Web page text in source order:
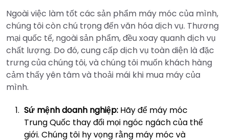
Ngoài việc làm tốt các sản phẩm máy móc của mình,
chúng tôi còn chú trọng đến văn hóa dịch vụ. Thương
mại quốc tế, ngoài sản phẩm, đều xoay quanh dịch vụ
chất lượng. Do đó, cung cấp dịch vụ toàn diện là đặc
trưng của chúng tôi, và chúng tôi muốn khách hàng
cảm thấy yên tâm và thoải mái khi mua máy của
mình.
Sứ mệnh doanh nghiệp: Hãy để máy móc
Trung Quốc thay đổi mọi ngóc ngách của thế
giới. Chúng tôi hy vọng rằng máy móc và